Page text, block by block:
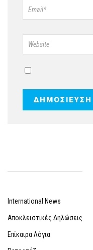
International News
Αποκλειστικές Δηλώσεις
Επίκαιρα Λόγια